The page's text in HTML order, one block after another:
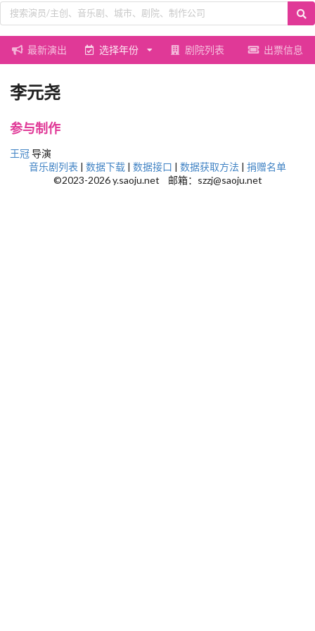
最新演出 选择年份 剧院列表 出票信息
李元尧
参与制作
王冠导演
音乐剧列表 | 数据下载 | 数据接口 | 数据获取方法 | 捐赠名单
©2023-2026 y.saoju.net 邮箱：szzj@saoju.net